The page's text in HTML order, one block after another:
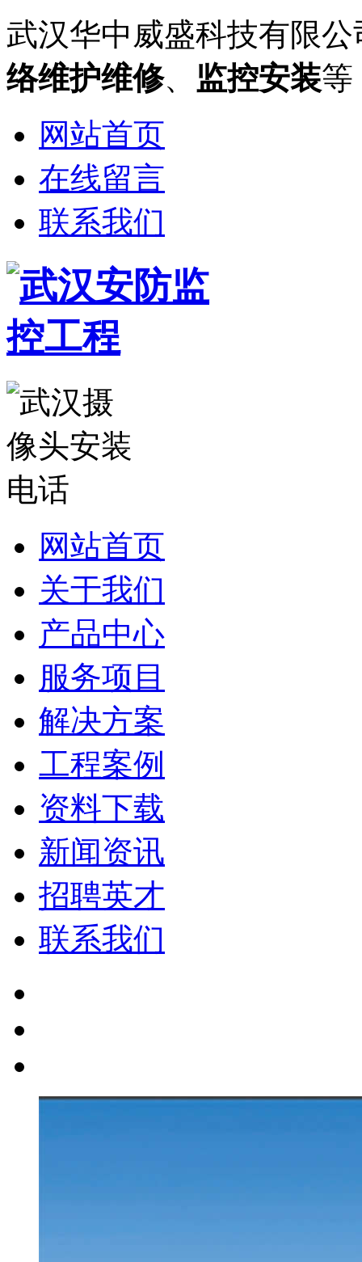
武汉华中威盛科技有限公
络维护维修、 监控安装等
网站首页
在线留言
联系我们
网站首页
关于我们
产品中心
服务项目
解决方案
工程案例
资料下载
新闻资讯
招聘英才
联系我们